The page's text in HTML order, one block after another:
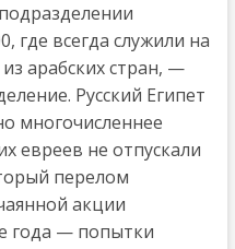
где всегда служили на
арабских стран, —
Русский Египет
многочисленнее
евреев не отпускали
перелом
акции
года — попытки